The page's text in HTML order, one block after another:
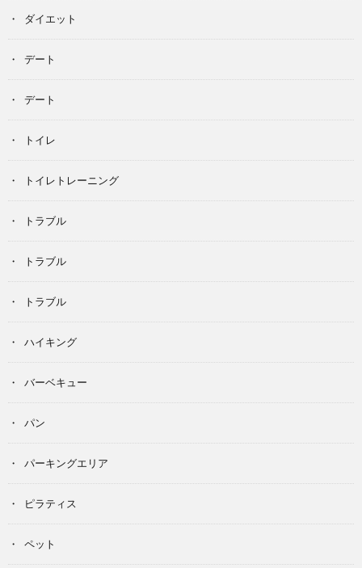
ダイエット
デート
デート
トイレ
トイレトレーニング
トラブル
トラブル
トラブル
ハイキング
バーベキュー
パン
パーキングエリア
ピラティス
ペット